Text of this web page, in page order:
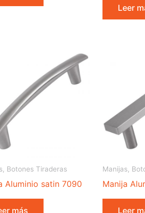
Leer
Botones Tiraderas
Aluminio satin 7090
más
Manijas,
Manija
Leer